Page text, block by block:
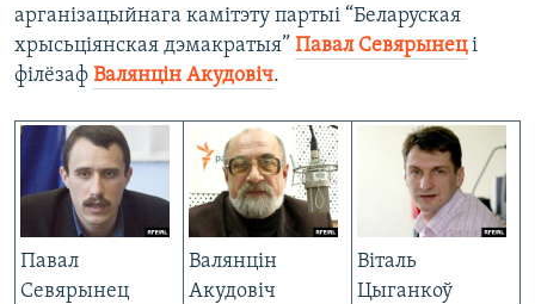
арганізацыйнага камітэту партыі “Беларуская
хрысьціянская дэмакратыя” Павал Севярынеці
філёзаф Валянцін Акудовіч.
Павал
Севярынец
Валянцін
Акудовіч
Віталь
Цыганкоў